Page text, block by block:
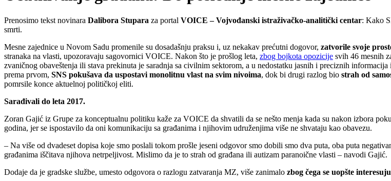
Prenosimo tekst novinara Dalibora Stupara za portal VOICE – Vojvođanski istraživačko-analitički centar: Kako
smrti.
Mesne zajednice u Novom Sadu promenile su dosadašnju praksu i, uz nekakav prećutni dogovor, zatvorile svoje
stranaka na vlasti, upozoravaju sagovornici VOICE. Nakon što je prošlog leta, zbog bojkota opozicije svih 46 mesnih
zvaničnog obaveštenja ili stava prekinuta je saradnja sa civilnim sektorom, a u nedostatku jasnih i preciznih
prema prvom, SNS pokušava da uspostavi monolitnu vlast na svim nivoima, dok bi drugi razlog bio strah od
pomrsile konce aktuelnoj političkoj eliti.
Sarađivali do leta 2017.
Zoran Gajić iz Grupe za konceptualnu politiku kaže za VOICE da shvatili da se nešto menja kada su nakon izbora
godina, jer se ispostavilo da oni komunikaciju sa građanima i njihovim udruženjima više ne shvataju kao obavezu.
– Na više od dvadeset dopisa koje smo poslali tokom prošle jeseni odgovor smo dobili smo dva puta, oba puta
građanima iščitava njihova netrpeljivost. Mislimo da je to strah od građana ili autizam paranoične vlasti – navodi Gajić.
Dodaje da je gradske službe, umesto odgovora o razlogu zatvaranja MZ, više zanimalo zbog čega se uopšte